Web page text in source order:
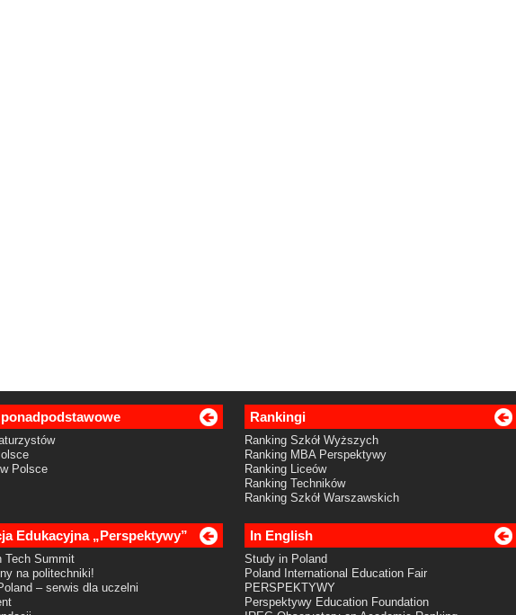
ponadpodstawowe
Polsce
Rankingi
Ranking Szkół Wyższych
Ranking MBA Perspektywy
Ranking Liceów
Ranking Techników
Ranking Szkół Warszawskich
Edukacyjna „Perspektywy”
Tech Summit
na politechniki!
– serwis dla uczelni
In English
Study in Poland
Poland International Education Fair
PERSPEKTYWY
Perspektywy Education Foundation